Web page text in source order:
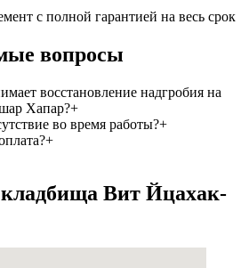
с полной гарантией на весь срок
вопросы
восстановление надгробия на
Хапар?+
во время работы?+
+
Вит Йцахак-